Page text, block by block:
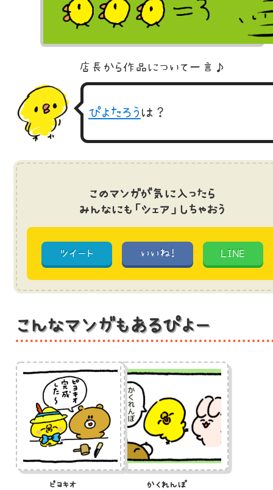
店長から作品に ついて一言♪
ぴよたろう は？
このマンガが気に入ったら
みんなにも「シェア」しちゃおう
ツイート いいね! LINE
こんなマンガもあるぴよー
ピヨキオ かくれんぼ